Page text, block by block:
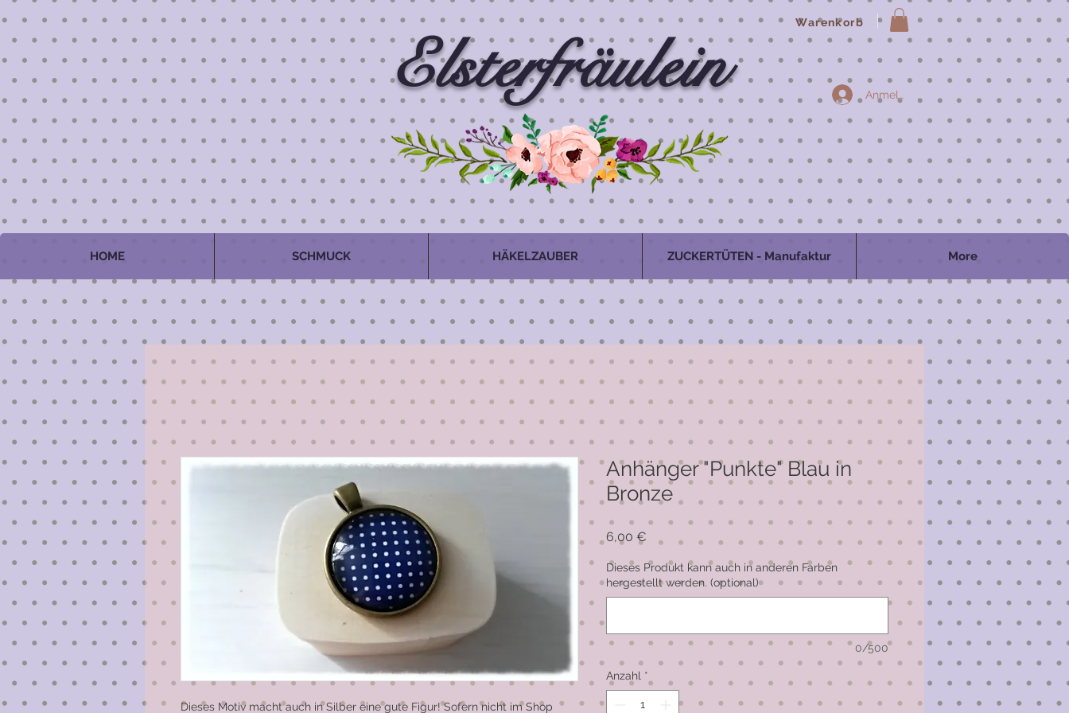
Warenkorb
Elsterfräulein
HOME SCHMUCK HÄKELZAUBER ZUCKERTÜTEN - Manufaktur More
Anmelden
Dieses Motiv macht auch in Silber eine gute Figur! Sofern nicht im Shop
Anhänger "Punkte" Blau in
Bronze
6,00 €
Dieses Produkt kann auch in anderen Farben
hergestellt werden. (optional)
0/500
Anzahl *